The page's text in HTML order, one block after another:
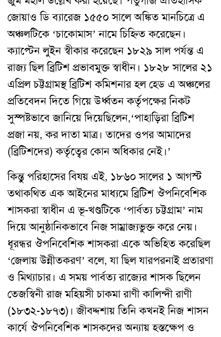
জোয়াও ডি ব্যারেজ ১৫৫০ সালে অঙ্কিত মানচিত্রে এ
অঞ্চলটিকে ‘চাকোমাস’ নামে চিহ্নিত করেছেন।
ক্যাপ্টেন লুইন স্বীকার করেছেন ১৮২৯ সাল পর্যন্ত এ
রাজ্য ছিল ব্রিটিশ প্রভাবমুক্ত স্বাধীন। ১৮২৮ সালের ২১
এপ্রিল চট্টগ্রামস্থ ব্রিটিশ কমিশনার হল হেড এ অঞ্চলের
প্রতিবেদন দিতে গিয়ে উর্ধ্বতন কর্তৃপক্ষের নিকট
সুস্পষ্টভাবে জানিয়ে দিয়েছিলেন,‘পাহাড়িরা ব্রিটিশ
প্রজা নয়, কর দাতা মাত্র। তাদের ওপর আমাদের
(ব্রিটিশদের) কর্তৃত্বের কোন অধিকার নেই।’
কিন্তু পরিহাসের বিষয় এই, ১৮৬০ সালের ১ আগস্ট
তথাকথিত এক আইনের মাধ্যমে ব্রিটিশ ঔপনিবেশিক
শাসকরা স্বাধীন এ ভূ-খণ্ডটিকে ‘পার্বত্য চট্টগ্রাম’ নাম
দিয়ে আনুষ্ঠানিকভাবে নিজ সাম্রাজ্যভুক্ত করে নেয়।
ধূরন্ধর ঔপনিবেশিক শাসকরা একে অভিহিত করেছিল
‘জেলায় উন্নীতকরণ’ বলে, যা ছিল যারপরনাই প্রতারণা
ও মিথ্যাচার। এ সময় পার্বত্য রাজ্যের শাসক ছিলেন
তেজস্বিনী রাজ মহিয়সী চাকমা রাণী কালিন্দী রাণী
(১৮৩২-১৮৭৩)। জীবদ্দশায় তিনি কখনই নিজ শাসন
কার্যে ঔপনিবেশিক শাসকদের অন্যায় হস্তক্ষেপ ও